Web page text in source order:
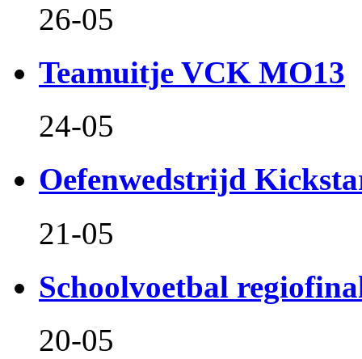
26-05
Teamuitje VCK MO13
24-05
Oefenwedstrijd
21-05
Schoolvoetbal
20-05